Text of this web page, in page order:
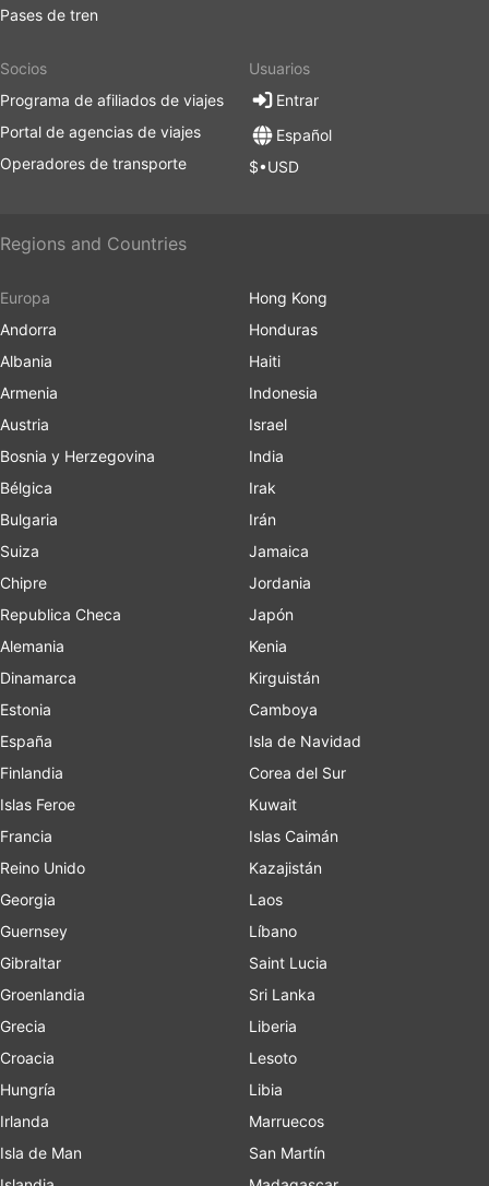
Pases de tren
Socios
Programa de afiliados de viajes
Portal de agencias de viajes
Operadores de transporte
Usuarios
Entrar
Español
$•USD
Regions and Countries
Europa
Andorra
Albania
Armenia
Austria
Bosnia y Herzegovina
Bélgica
Bulgaria
Suiza
Chipre
Republica Checa
Alemania
Dinamarca
Estonia
España
Finlandia
Islas Feroe
Francia
Reino Unido
Georgia
Guernsey
Gibraltar
Groenlandia
Grecia
Croacia
Hungría
Irlanda
Isla de Man
Hong Kong
Honduras
Haiti
Indonesia
Israel
India
Irak
Irán
Jamaica
Jordania
Japón
Kenia
Kirguistán
Camboya
Isla de Navidad
Corea del Sur
Kuwait
Islas Caimán
Kazajistán
Laos
Líbano
Saint Lucia
Sri Lanka
Liberia
Lesoto
Libia
Marruecos
San Martín